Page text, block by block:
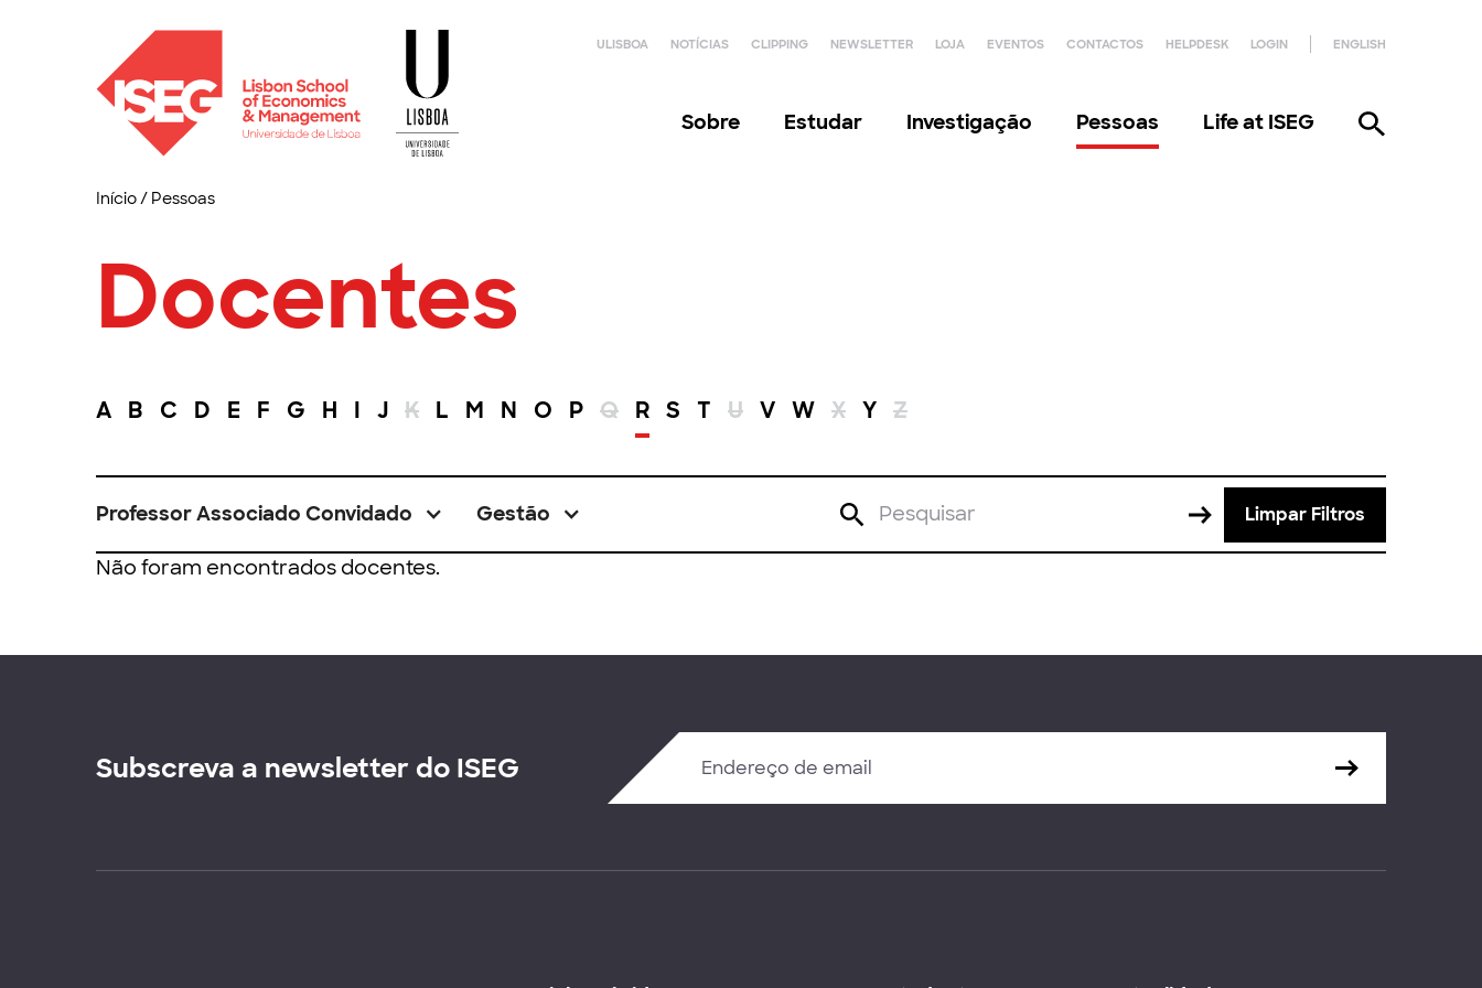
ULISBOA NOTÍCIAS CLIPPING NEWSLETTER LOJA EVENTOS CONTACTOS HELPDESK LOGIN ENGLISH
Sobre Estudar Investigação Pessoas Life at ISEG
Início/ Pessoas
Docentes
A B C D E F G H I J K L M N O P Q R S T U V W X Y Z
Professor Associado Convidado Gestão Limpar Filtros
Não foram encontrados docentes.
Subscreva a newsletter do ISEG